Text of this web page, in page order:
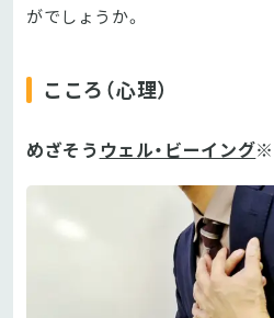
がでしょうか。
こころ（心理）
めざそう ウェル・ビーイング※